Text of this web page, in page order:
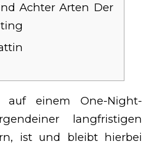
Achter Arten Der
auf einem One-Night-
langfristigen
ist und bleibt hierbei